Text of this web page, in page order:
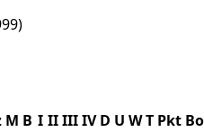
M B I IIIIIIV D U WT Pkt